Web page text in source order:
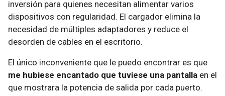
inversión para quienes necesitan alimentar varios
dispositivos con regularidad. El cargador elimina la
necesidad de múltiples adaptadores y reduce el
desorden de cables en el escritorio.
El único inconveniente que le puedo encontrar es que
me hubiese encantado que tuviese una pantalla en el
que mostrara la potencia de salida por cada puerto.